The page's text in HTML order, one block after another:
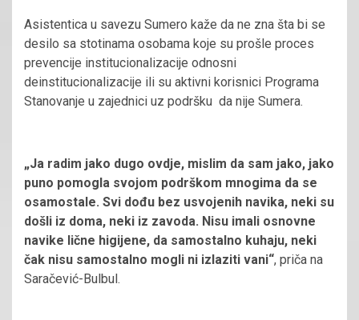
Asistentica u savezu Sumero kaže da ne zna šta bi se
desilo sa stotinama osobama koje su prošle proces
prevencije institucionalizacije odnosni
deinstitucionalizacije ili su aktivni korisnici Programa
Stanovanje u zajednici uz podršku da nije Sumera.
„Ja radim jako dugo ovdje, mislim da sam jako, jako
puno pomogla svojom podrškom mnogima da se
osamostale. Svi dođu bez usvojenih navika, neki su
došli iz doma, neki iz zavoda. Nisu imali osnovne
navike lične higijene, da samostalno kuhaju, neki
čak nisu samostalno mogli ni izlaziti vani“, priča na
Saračević-Bulbul.